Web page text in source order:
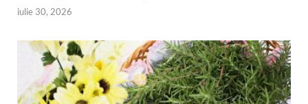
iulie 30, 2026